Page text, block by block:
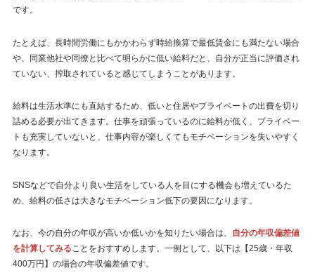
です。
たとえば、長時間労働にもかかわらず時給換算で最低賃金にも満たない場合
や、同業他社や同僚と比べて明らかに低い給料だと、自分が正当に評価され
ていない、搾取されていると感じてしまうことがあります。
給料は生活水準にも直結するため、低いと住居やプライベートの出費を切り
詰める必要が出てきます。仕事を頑張っているのに給料が低く、プライベー
トも充実していないと、仕事内容が楽しくてもモチベーションを失いやすく
なります。
SNSなどで自分より良い生活をしている人を目にする機会も増えているた
め、給料の低さは大きなモチベーション低下の要因になります。
なお、今の自分の年収が高いか低いかを知りたい場合は、 自分の年収偏差値
を計算してみることをおすすめします。一例として、以下は【25歳・年収
400万円】の場合の年収偏差値です。